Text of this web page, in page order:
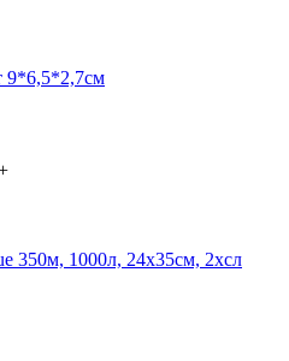
9*6,5*2,7см
350м, 1000л, 24х35см, 2хсл